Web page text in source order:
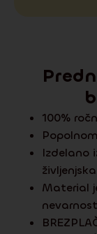
100%
Izdelano
Material